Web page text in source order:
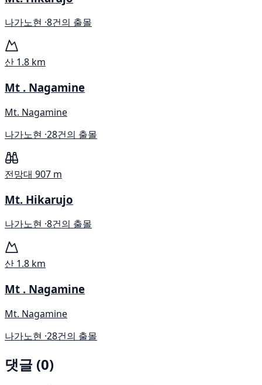
나가노현 ·8건의 출몰
산 1.8 km
Mt . Nagamine
Mt. Nagamine
나가노현 ·28건의 출몰
전망대 907 m
Mt. Hikarujo
나가노현 ·8건의 출몰
산 1.8 km
Mt . Nagamine
Mt. Nagamine
나가노현 ·28건의 출몰
댓글 (0)